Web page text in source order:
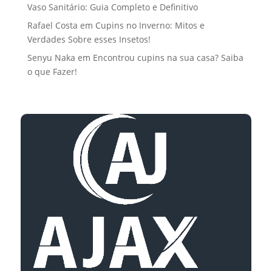
Vaso Sanitário: Guia Completo e Definitivo
Rafael Costa em Cupins no Inverno: Mitos e
Verdades Sobre esses Insetos!
Senyu Naka em Encontrou cupins na sua casa? Saiba
o que Fazer!